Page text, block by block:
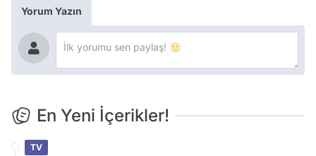
Yorum Yazın
En Yeni İçerikler!
TV